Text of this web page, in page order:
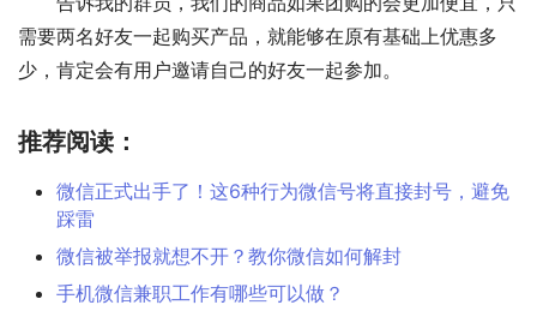
需要两名好友一起购买产品，就能够在原有基础上优惠多
少，肯定会有用户邀请自己的好友一起参加。
推荐阅读：
微信正式出手了！这6种行为微信号将直接封号，避免
踩雷
微信被举报就想不开？教你微信如何解封
手机微信兼职工作有哪些可以做？